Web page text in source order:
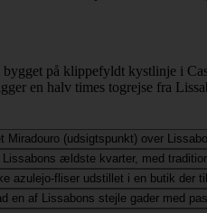
en halv times togrejse fra